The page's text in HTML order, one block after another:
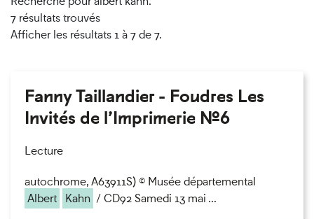
7 résultats trouvés
Afficher les résultats 1 à 7 de 7.
Fanny Taillandier - Foudres Les
Invités de l’Imprimerie n°6
Lecture
autochrome, A63911S) © Musée départemental
Albert
Kahn / CD92 Samedi 13 mai ...